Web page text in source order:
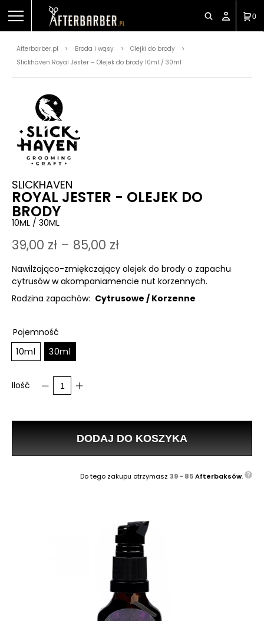
0
Afterbarber.pl > Broda i wąsy > Olejki do brody
>
Slickhaven Royal Jester – Olejek do brody 10ml / 30ml
SLICKHAVEN
ROYAL JESTER - OLEJEK DO
BRODY
10ML / 30ML
39,00 zł – 85,00 zł
Nawilżająco-zmiękczający olejek do brody o zapachu
cytrusów w akompaniamencie nut korzennych.
Rodzina zapachów: Cytrusowe / Korzenne
Pojemność
10ml
30ml
Do tego zakupu otrzymasz 39 - 85Afterbaksów.
Ilość
DODAJ DO KOSZYKA